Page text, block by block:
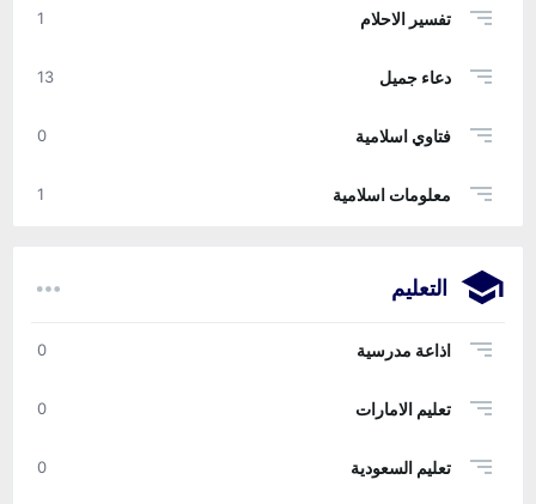
تفسير الاحلام 1
دعاء جميل 13
فتاوي اسلامية 0
معلومات اسلامية 1
التعليم
اذاعة مدرسية 0
تعليم الامارات 0
تعليم السعودية 0